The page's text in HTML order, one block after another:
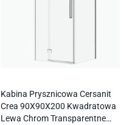
Kabina Prysznicowa Cersanit
Crea 90X90X200 Kwadratowa
Lewa Chrom Transparentne